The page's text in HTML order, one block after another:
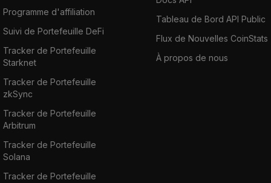
Programme d'affiliation
Suivi de Portefeuille DeFi
Tracker de Portefeuille
Starknet
Tracker de Portefeuille
zkSync
Tracker de Portefeuille
Arbitrum
Tracker de Portefeuille
Solana
Tracker de Portefeuille
Tableau de Bord API Public
Flux de Nouvelles CoinStats
À propos de nous